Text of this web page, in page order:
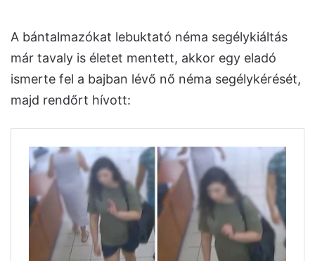
A bántalmazókat lebuktató néma segélykiáltás
már tavaly is életet mentett, akkor egy eladó
ismerte fel a bajban lévő nő néma segélykérését,
majd rendőrt hívott: